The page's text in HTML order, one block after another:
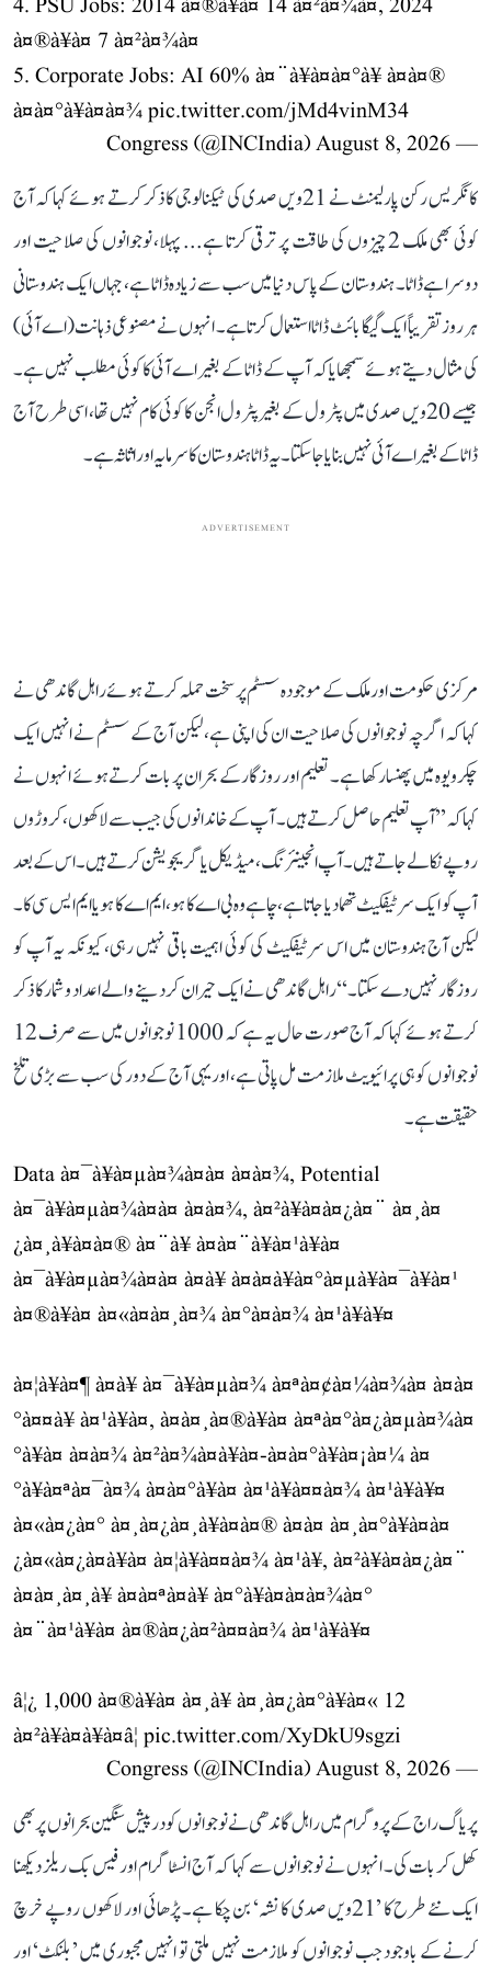
4. PSU Jobs: 2014 à¤®à¥à¤ 14 à¤²à¤¾à¤, 2024
à¤®à¥à¤ 7 à¤²à¤¾à¤
5. Corporate Jobs: AI 60% à¤¨à¥à¤à¤°à¥ à¤à¤®
à¤à¤°à¥à¤à¤¾pic.twitter.com/jMd4vinM34
— Congress (@INCIndia)
August 8, 2026
کانگریس رکن پارلیمنٹ نے 21ویں صدی کی ٹیکنالوجی کا ذکر کرتے ہوئے کہا کہ آج
کوئی بھی ملک 2 چیزوں کی طاقت پر ترقی کرتا ہے... پہلا، نوجوانوں کی صلاحیت اور
دوسرا ہے ڈاٹا۔ ہندوستان کے پاس دنیا میں سب سے زیادہ ڈاٹا ہے، جہاں ایک ہندوستانی
ہر روز تقریباً ایک گیگا بائٹ ڈاٹا استعمال کرتا ہے۔ انہوں نے مصنوعی ذہانت (اے آئی)
کی مثال دیتے ہوئے سمجھایا کہ آپ کے ڈاٹا کے بغیر اے آئی کا کوئی مطلب نہیں ہے۔
جیسے 20ویں صدی میں پٹرول کے بغیر پٹرول انجن کا کوئی کام نہیں تھا، اسی طرح آج
ڈاٹا کے بغیر اے آئی نہیں بنایا جا سکتا۔ یہ ڈاٹا ہندوستان کا سرمایہ اور اثاثہ ہے۔
ADVERTISEMENT
مرکزی حکومت اور ملک کے موجودہ سسٹم پر سخت حملہ کرتے ہوئے راہل گاندھی نے
کہا کہ اگرچہ نوجوانوں کی صلاحیت ان کی اپنی ہے، لیکن آج کے سسٹم نے انہیں ایک
چکرویوہ میں پھنسا رکھا ہے۔ تعلیم اور روزگار کے بحران پر بات کرتے ہوئے انہوں نے
کہا کہ ’’آپ تعلیم حاصل کرتے ہیں۔ آپ کے خاندانوں کی جیب سے لاکھوں، کروڑوں
روپے نکالے جاتے ہیں۔ آپ انجینئرنگ، میڈیکل یا گریجویشن کرتے ہیں۔ اس کے بعد
آپ کو ایک سرٹیفکیٹ تھما دیا جاتا ہے، چاہے وہ بی اے کا ہو، ایم اے کا ہو یا ایم ایس سی کا۔
لیکن آج ہندوستان میں اس سرٹیفکیٹ کی کوئی اہمیت باقی نہیں رہی، کیونکہ یہ آپ کو
روزگار نہیں دے سکتا۔‘‘ راہل گاندھی نے ایک حیران کر دینے والے اعداد و شمار کا ذکر
کرتے ہوئے کہا کہ آج صورت حال یہ ہے کہ 1000 نوجوانوں میں سے صرف 12
نوجوانوں کو ہی پرائیویٹ ملازمت مل پاتی ہے، اور یہی آج کے دور کی سب سے بڑی تلخ
حقیقت ہے۔
Data à¤¯à¥à¤µà¤¾à¤à¤ à¤à¤¾, Potential
à¤¯à¥à¤µà¤¾à¤à¤ à¤à¤¾, à¤²à¥à¤à¤¿à¤¨ à¤¸à¤
¿à¤¸à¥à¤à¤® à¤¨à¥ à¤à¤¨à¥à¤¹à¥à¤
à¤¯à¥à¤µà¤¾à¤à¤ à¤à¥ à¤à¤à¥à¤°à¤µà¥à¤¯à¥à¤¹
à¤®à¥à¤ à¤«à¤à¤¸à¤¾ à¤°à¤à¤¾ à¤¹à¥à¥¤
à¤¦à¥à¤¶ à¤à¥ à¤¯à¥à¤µà¤¾ à¤ªà¤¢à¤¼à¤¾à¤ à¤à¤
°à¤¤à¥ à¤¹à¥à¤, à¤à¤¸à¤®à¥à¤ à¤ªà¤°à¤¿à¤µà¤¾à¤
°à¥à¤ à¤à¤¾ à¤²à¤¾à¤à¥à¤-à¤à¤°à¥à¤¡à¤¼ à¤
°à¥à¤ªà¤¯à¤¾ à¤à¤°à¥à¤ à¤¹à¥à¤¤à¤¾ à¤¹à¥à¥¤
à¤«à¤¿à¤° à¤¸à¤¿à¤¸à¥à¤à¤® à¤à¤ à¤¸à¤°à¥à¤à¤
¿à¤«à¤¿à¤à¥à¤ à¤¦à¥à¤¤à¤¾ à¤¹à¥, à¤²à¥à¤à¤¿à¤¨
à¤à¤¸à¤¸à¥ à¤à¤ªà¤à¥ à¤°à¥à¤à¤à¤¾à¤°
à¤¨à¤¹à¥à¤ à¤®à¤¿à¤²à¤¤à¤¾ à¤¹à¥à¥¤
â¦¿ 1,000 à¤®à¥à¤ à¤¸à¥ à¤¸à¤¿à¤°à¥à¤« 12
à¤²à¥à¤à¥à¤â¦ pic.twitter.com/XyDkU9sgzi
— Congress (@INCIndia)
August 8, 2026
پریاگ راج کے پروگرام میں راہل گاندھی نے نوجوانوں کو درپیش سنگین بحرانوں پر بھی
کھل کر بات کی۔ انہوں نے نوجوانوں سے کہا کہ آج انسٹاگرام اور فیس بک ریلز دیکھنا
ایک نئے طرح کا ’21ویں صدی کا نشہ‘ بن چکا ہے۔ پڑھائی اور لاکھوں روپے خرچ
کرنے کے باوجود جب نوجوانوں کو ملازمت نہیں ملتی تو انہیں مجبوری میں ’بلنکٹ‘ اور